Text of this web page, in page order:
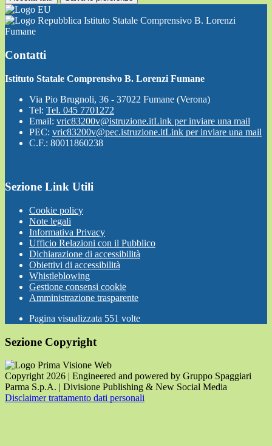
Istituto Statale Comprensivo B. Lorenzi
Fumane
Contatti
Istituto Statale Comprensivo B. Lorenzi Fumane
Via Pio Brugnoli, 36 - 37022 Fumane (Verona)
Tel: Tel. 045 7701272
Email: vric83200v@istruzione.itLink per inviare una mail
PEC: vric83200v@pec.istruzione.itLink per inviare una mail
C.F.: 80011860238
Sezione Link Utili
Cookie policy
Note legali
Informativa Privacy
Ufficio Relazioni con il Pubblico
Dichiarazione di accessibilità
Obiettivi di accessibilità
Whistleblowing
Gestione consensi cookie
Amministrazione trasparente
Pagina visualizzata 551 volte
Sezione Copyright
Copyright 2026 | Engineered and powered by Gruppo Spaggiari
Parma S.p.A. | Divisione Publishing & New Social Media
Disclaimer trattamento dati personali